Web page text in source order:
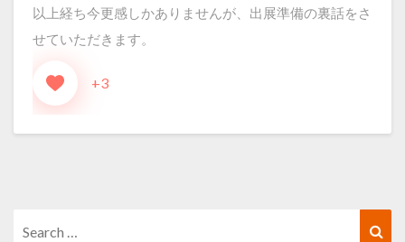
裏
話
以上経ち今更感しかありませんが、出展準備の裏話をさ
せていただきます。
+3